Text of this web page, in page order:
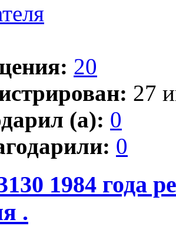
20
27
(а): 0
0
1984 года
.